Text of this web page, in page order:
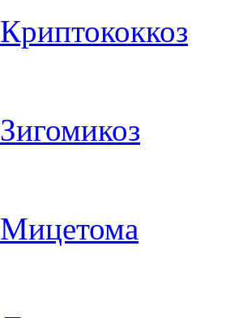
Криптококкоз
Зигомикоз
Мицетома